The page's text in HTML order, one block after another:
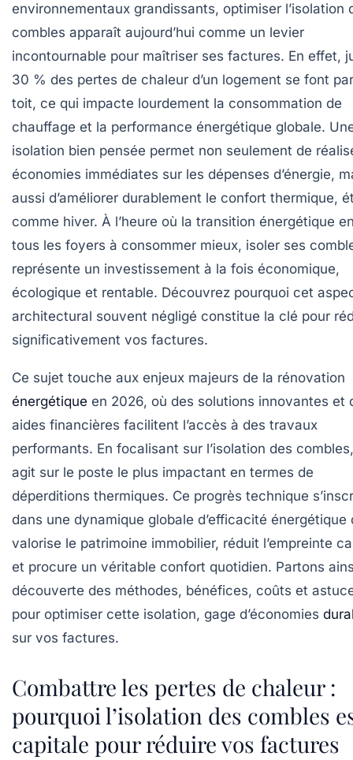
environnementaux grandissants, optimiser l’isolation
combles apparaît aujourd’hui comme un levier
incontournable pour maîtriser ses factures. En effet,
30 % des pertes de chaleur d’un logement se font
toit, ce qui impacte lourdement la consommation de
chauffage et la performance énergétique globale.
isolation bien pensée permet non seulement de
économies immédiates sur les dépenses d’énergie,
aussi d’améliorer durablement le confort thermique,
comme hiver. À l’heure où la transition énergétique
tous les foyers à consommer mieux, isoler ses
représente un investissement à la fois économique,
écologique et rentable. Découvrez pourquoi cet
architectural souvent négligé constitue la clé pour
significativement vos factures.
Ce sujet touche aux enjeux majeurs de la rénovation
énergétique en 2026, où des solutions innovantes et
aides financières facilitent l’accès à des travaux
performants. En focalisant sur l’isolation des
agit sur le poste le plus impactant en termes de
déperditions thermiques. Ce progrès technique
dans une dynamique globale d’efficacité énergétique
valorise le patrimoine immobilier, réduit l’empreinte
et procure un véritable confort quotidien. Partons
découverte des méthodes, bénéfices, coûts et
pour optimiser cette isolation, gage d’économies
sur vos factures.
Combattre les pertes de chaleur :
pourquoi l’isolation des combles
capitale pour réduire vos factures